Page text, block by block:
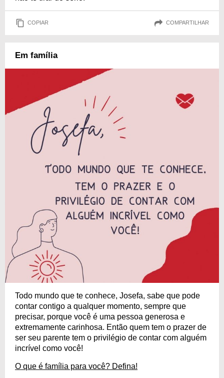
COPIAR COMPARTILHAR
Em família
Todo mundo que te conhece, Josefa, sabe que pode
contar contigo a qualquer momento, sempre que
precisar, porque você é uma pessoa generosa e
extremamente carinhosa. Então quem tem o prazer de
ser seu parente tem o privilégio de contar com alguém
incrível como você!
O que é família para você? Defina!